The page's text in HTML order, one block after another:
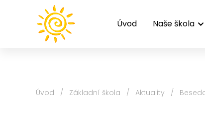
Úvod Naše škola
Úvod / Základní škola / Aktuality / Beseda